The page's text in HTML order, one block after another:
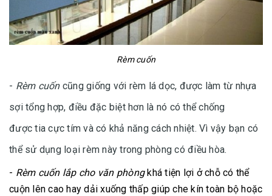
Rèm cuốn
- Rèm cuốncũng giống với rèm lá dọc, được làm từ nhựa
sợi tổng hợp, điều đặc biệt hơn là nó có thể chống
được tia cực tím và có khả năng cách nhiệt. Vì vậy bạn có
thể sử dụng loại rèm này trong phòng có điều hòa.
- Rèm cuốn lắp cho văn phòngkhá tiện lợi ở chỗ có thể
cuộn lên cao hay dải xuống thấp giúp che kín toàn bộ hoặc